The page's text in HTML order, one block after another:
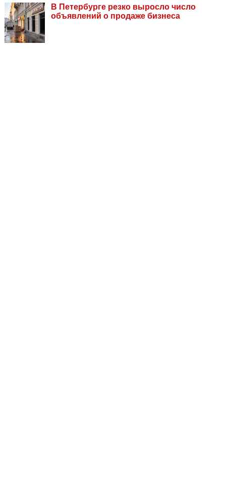
В Петербурге резко выросло число
объявлений о продаже бизнеса